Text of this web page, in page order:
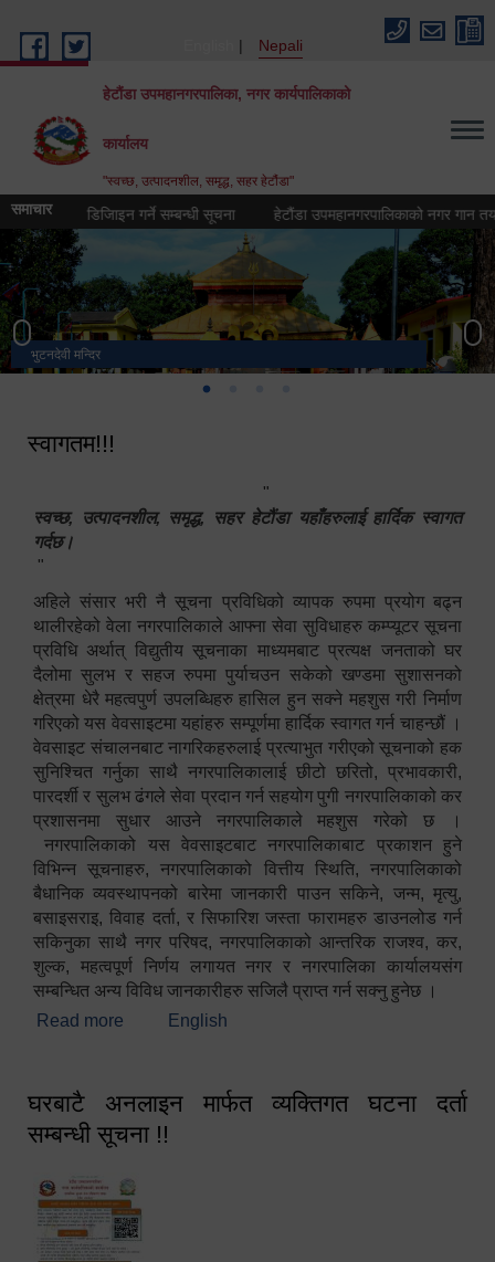
Nepali
हेटौंडा उपमहानगरपालिका, नगर कार्यपालिकाको
कार्यालय
"स्वच्छ, उत्पादनशील, समृद्ध, सहर हेटौंडा"
समाचारडिजिाइन गर्ने सम्बन्धी सूचना हेटौंडा उपमहानगरपालिकाको नगर गान तयार गर्ने
भुटनदेवी मन्दिर
स्मारक
हेटौंडा उपमहानगरपालिका नगर कार्यपालिकाको कार्यालय
मनकामना डाँडाबाट देखिएको दृश्य
स्वागतम!!!
"
स्वच्छ, उत्पादनशील, समृद्ध, सहर हेटौंडा यहाँहरुलाई हार्दिक स्वागत
गर्दछ।
"
अहिले संसार भरी नै सूचना प्रविधिको व्यापक रुपमा प्रयोग बढ्न
थालीरहेको वेला नगरपालिकाले आफ्ना सेवा सुविधाहरु कम्प्यूटर सूचना
प्रविधि अर्थात् विद्युतीय सूचनाका माध्यमबाट प्रत्यक्ष जनताको घर
दैलोमा सुलभ र सहज रुपमा पुर्याचउन सकेको खण्डमा सुशासनको
क्षेत्रमा धेरै महत्वपुर्ण उपलब्धिहरु हासिल हुन सक्ने महशुस गरी निर्माण
गरिएको यस वेवसाइटमा यहांहरु सम्पूर्णमा हार्दिक स्वागत गर्न चाहन्छौं ।
वेवसाइट संचालनबाट नागरिकहरुलाई प्रत्याभुत गरीएको सूचनाको हक
सुनिश्चित गर्नुका साथै नगरपालिकालाई छीटो छरितो, प्रभावकारी,
पारदर्शी र सुलभ ढंगले सेवा प्रदान गर्न सहयोग पुगी नगरपालिकाको कर
प्रशासनमा सुधार आउने नगरपालिकाले महशुस गरेको छ ।
नगरपालिकाको यस वेवसाइटबाट नगरपालिकाबाट प्रकाशन हुने
विभिन्न सूचनाहरु, नगरपालिकाको वित्तीय स्थिति, नगरपालिकाको
बैधानिक व्यवस्थापनको बारेमा जानकारी पाउन सकिने, जन्म, मृत्यु,
बसाइसराइ, विवाह दर्ता, र सिफारिश जस्ता फारामहरु डाउनलोड गर्न
सकिनुका साथै नगर परिषद, नगरपालिकाको आन्तरिक राजश्व, कर,
शुल्क, महत्वपूर्ण निर्णय लगायत नगर र नगरपालिका कार्यालयसंग
सम्बन्धित अन्य विविध जानकारीहरु सजिलै प्राप्त गर्न सक्नु हुनेछ ।
Read more about स्वागतम!!!
English
घरबाटै अनलाइन मार्फत व्यक्तिगत घटना दर्ता
सम्बन्धी सूचना !!